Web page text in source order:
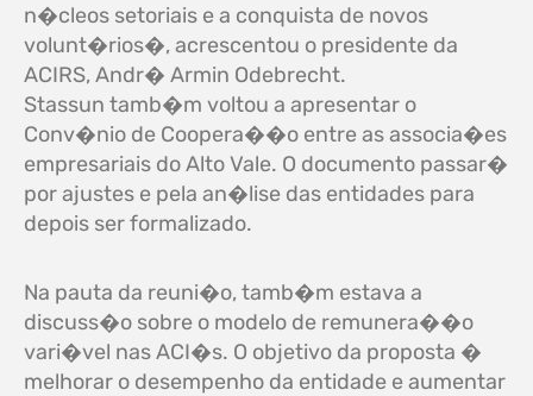
n�cleos setoriais e a conquista de novos
volunt�rios�, acrescentou o presidente da
ACIRS, Andr� Armin Odebrecht.
Stassun tamb�m voltou a apresentar o
Conv�nio de Coopera��o entre as associa�es
empresariais do Alto Vale. O documento passar�
por ajustes e pela an�lise das entidades para
depois ser formalizado.
Na pauta da reuni�o, tamb�m estava a
discuss�o sobre o modelo de remunera��o
vari�vel nas ACI�s. O objetivo da proposta �
melhorar o desempenho da entidade e aumentar